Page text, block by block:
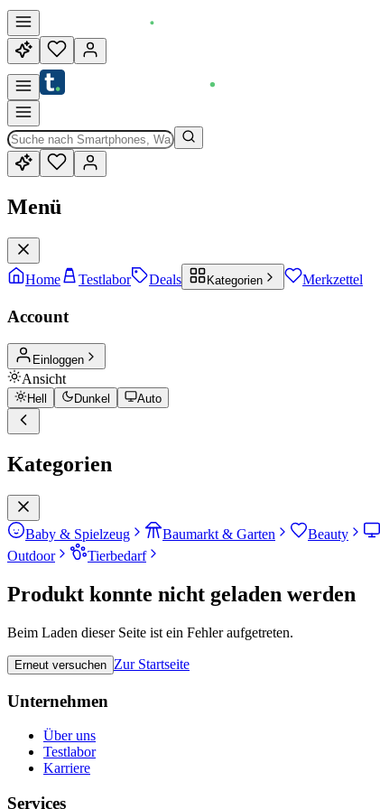
Menü
Home Testlabor Deals Kategorien Merkzettel
Account
Einloggen
Ansicht
Hell Dunkel Auto
Kategorien
Baby & Spielzeug Baumarkt & Garten Beauty
Outdoor
Tierbedarf
Produkt konnte nicht geladen werden
Beim Laden dieser Seite ist ein Fehler aufgetreten.
Erneut versuchen Zur Startseite
Unternehmen
Über uns
Testlabor
Karriere
Services